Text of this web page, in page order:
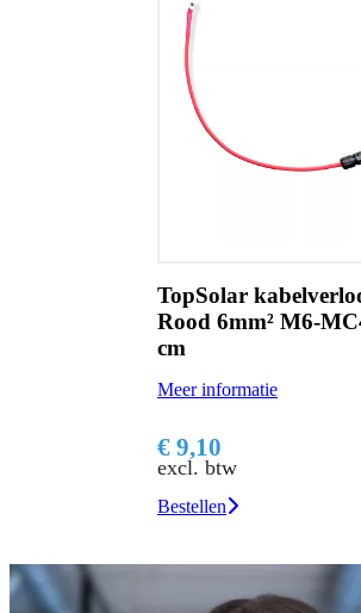
TopSolar
Rood 6mm² M6-
cm
Meer informatie
€ 9,10
excl. btw
Bestellen